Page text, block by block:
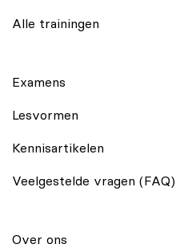
Alle trainingen
Examens
Lesvormen
Kennisartikelen
Veelgestelde vragen (FAQ)
Over ons